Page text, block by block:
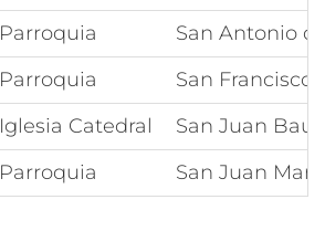
Parroquia
San Antonio
Parroquia
San Francisco
Iglesia Catedral
San Juan
Parroquia San Juan